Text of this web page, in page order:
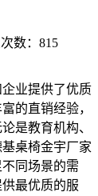
数： 815
业提供了优质
的直销经验，
是教育机构、
桌椅金宇厂家
同场景的需
最优质的服